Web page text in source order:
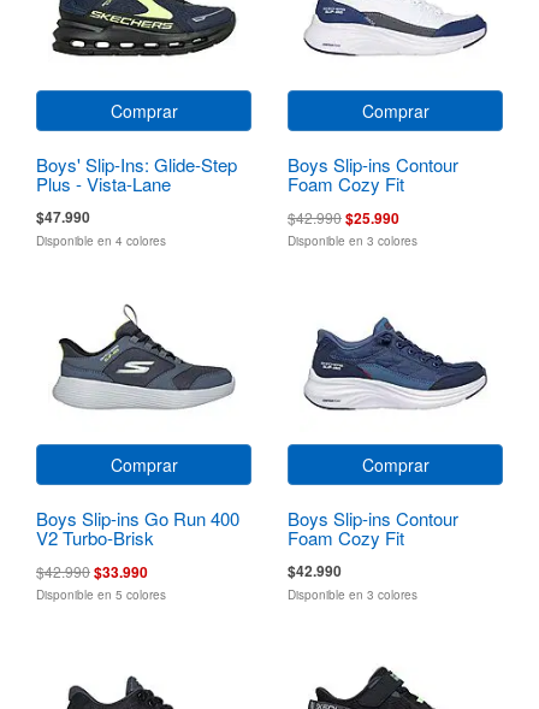
Comprar
Boys' Slip-Ins: Glide-Step
Plus - Vista-Lane
$47.990
Disponible en 4 colores
Comprar
Boys Slip-ins Contour
Foam Cozy Fit
$42.990$25.990
Disponible en 3 colores
Comprar
Boys Slip-ins Go Run 400
V2 Turbo-Brisk
$42.990$33.990
Disponible en 5 colores
Comprar
Boys Slip-ins Contour
Foam Cozy Fit
$42.990
Disponible en 3 colores